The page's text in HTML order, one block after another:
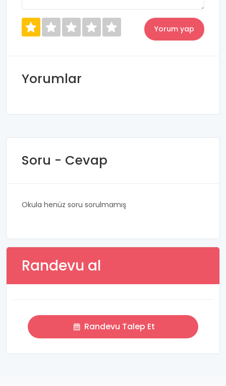
Yorumlar
Soru - Cevap
Okula henüz soru sorulmamış
Randevu al
Randevu Talep Et